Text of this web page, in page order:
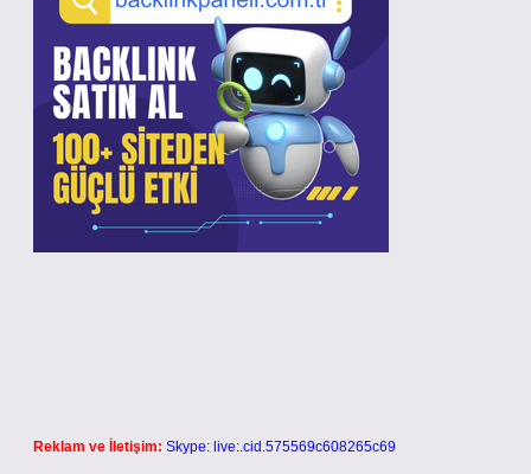
Reklam ve İletişim: Skype: live:.cid.575569c608265c69